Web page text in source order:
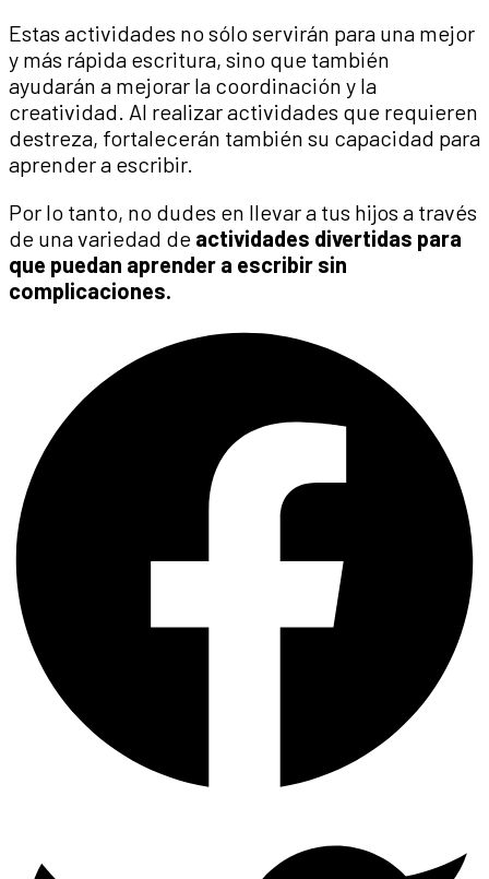
Estas actividades no sólo servirán para una mejor
y más rápida escritura, sino que también
ayudarán a mejorar la coordinación y la
creatividad. Al realizar actividades que requieren
destreza, fortalecerán también su capacidad para
aprender a escribir.
Por lo tanto, no dudes en llevar a tus hijos a través
de una variedad de actividades divertidas para
que puedan aprender a escribir sin
complicaciones.